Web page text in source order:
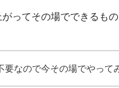
ってその場でできるもの
要なので今その場でやって